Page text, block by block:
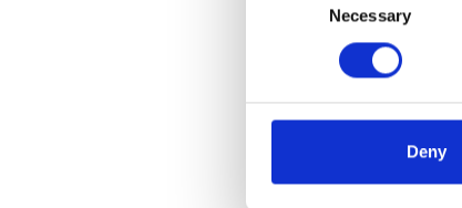
Necessary
Deny